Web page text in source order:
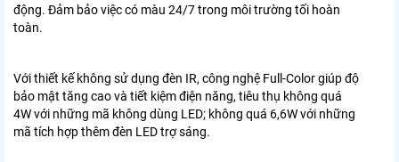
động. Đảm bảo việc có màu 24/7 trong môi trường tối hoàn
toàn.
Với thiết kế không sử dụng đèn IR, công nghệ Full-Color giúp độ
bảo mật tăng cao và tiết kiệm điện năng, tiêu thụ không quá
4W với những mã không dùng LED; không quá 6,6W với những
mã tích hợp thêm đèn LED trợ sáng.